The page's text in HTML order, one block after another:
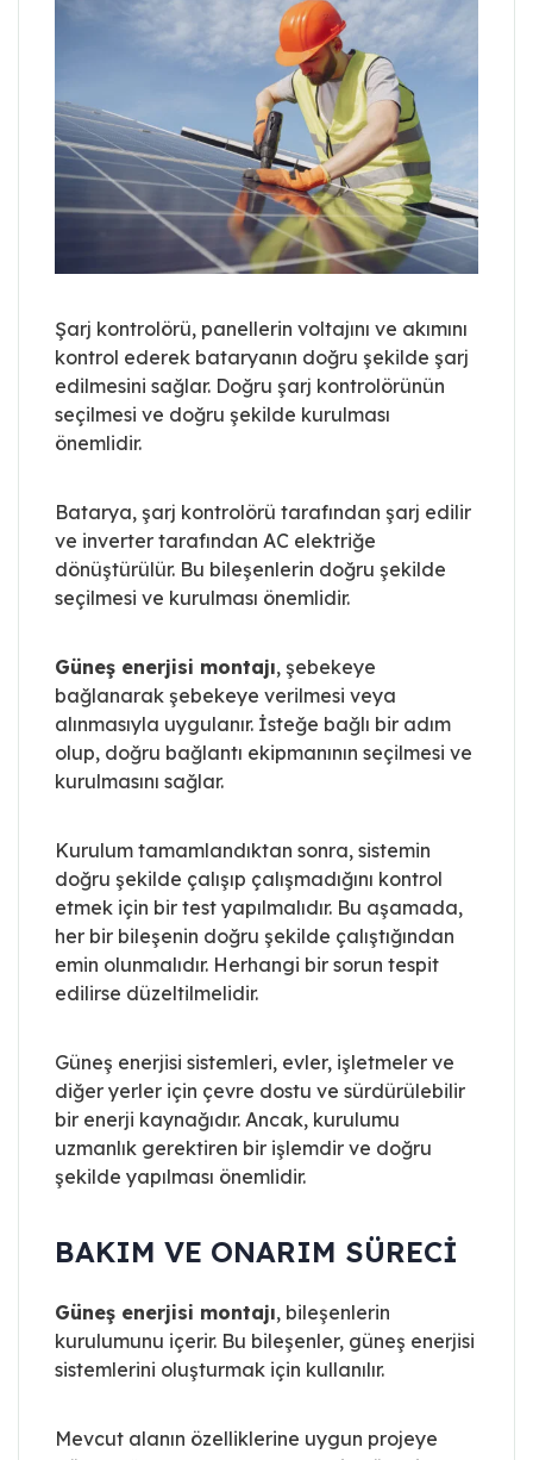
Şarj kontrolörü, panellerin voltajını ve akımını
kontrol ederek bataryanın doğru şekilde şarj
edilmesini sağlar. Doğru şarj kontrolörünün
seçilmesi ve doğru şekilde kurulması
önemlidir.
Batarya, şarj kontrolörü tarafından şarj edilir
ve inverter tarafından AC elektriğe
dönüştürülür. Bu bileşenlerin doğru şekilde
seçilmesi ve kurulması önemlidir.
Güneş enerjisi montajı, şebekeye
bağlanarak şebekeye verilmesi veya
alınmasıyla uygulanır. İsteğe bağlı bir adım
olup, doğru bağlantı ekipmanının seçilmesi ve
kurulmasını sağlar.
Kurulum tamamlandıktan sonra, sistemin
doğru şekilde çalışıp çalışmadığını kontrol
etmek için bir test yapılmalıdır. Bu aşamada,
her bir bileşenin doğru şekilde çalıştığından
emin olunmalıdır. Herhangi bir sorun tespit
edilirse düzeltilmelidir.
Güneş enerjisi sistemleri, evler, işletmeler ve
diğer yerler için çevre dostu ve sürdürülebilir
bir enerji kaynağıdır. Ancak, kurulumu
uzmanlık gerektiren bir işlemdir ve doğru
şekilde yapılması önemlidir.
BAKIM VE ONARIM SÜRECI
Güneş enerjisi montajı, bileşenlerin
kurulumunu içerir. Bu bileşenler, güneş enerjisi
sistemlerini oluşturmak için kullanılır.
Mevcut alanın özelliklerine uygun projeye